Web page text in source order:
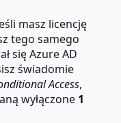
masz licencję
tego samego
się Azure AD
świadomie
Access,
wyłączone 1